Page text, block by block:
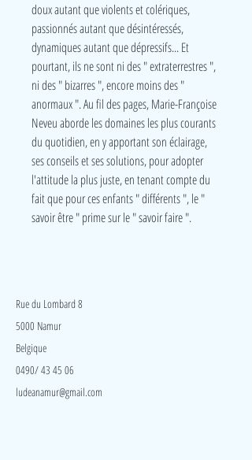
doux autant que violents et colériques,
passionnés autant que désintéressés,
dynamiques autant que dépressifs... Et
pourtant, ils ne sont ni des " extraterrestres ",
ni des " bizarres ", encore moins des "
anormaux ". Au fil des pages, Marie-Françoise
Neveu aborde les domaines les plus courants
du quotidien, en y apportant son éclairage,
ses conseils et ses solutions, pour adopter
l'attitude la plus juste, en tenant compte du
fait que pour ces enfants " différents ", le "
savoir être " prime sur le " savoir faire ".
Rue du Lombard 8
5000 Namur
Belgique
0490/ 43 45 06
ludeanamur@gmail.com